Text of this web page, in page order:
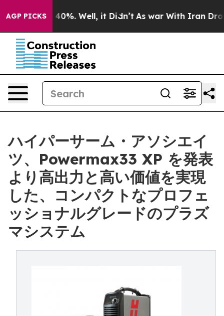
AGP PICKS40%. Well, it Didn’t As war With Iran Drove
ハイパーサーム・アソシエイ
ツ、Powermax33 XP を発表
より高出力と高い価値を実現
した、コンパクトなプロフェ
ッショナルグレードのプラズ
マシステム